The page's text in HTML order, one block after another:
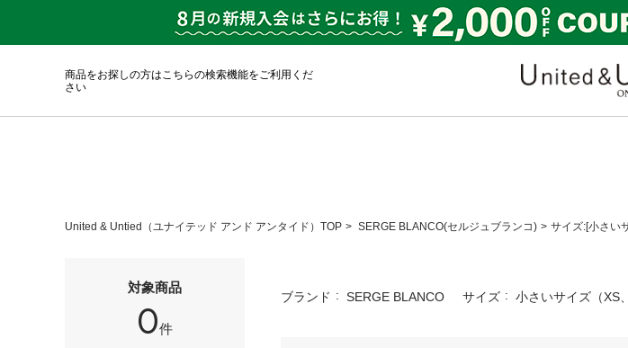
商品をお探しの方はこちらの検索機能をご利用くだ
さい
United & Untied（ユナイテッド アンド アンタイド）TOP SERGE BLANCO(セルジュブランコ) サイズ:[小さい
対象商品
0件
ブランド SERGE BLANCO サイズ 小さいサイズ（XS